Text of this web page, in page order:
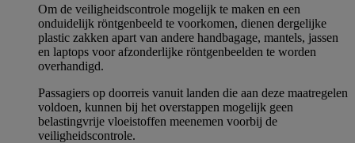
Om de veiligheidscontrole mogelijk te maken en een
onduidelijk röntgenbeeld te voorkomen, dienen dergelijke
plastic zakken apart van andere handbagage, mantels, jassen
en laptops voor afzonderlijke röntgenbeelden te worden
overhandigd.
Passagiers op doorreis vanuit landen die aan deze maatregelen
voldoen, kunnen bij het overstappen mogelijk geen
belastingvrije vloeistoffen meenemen voorbij de
veiligheidscontrole.